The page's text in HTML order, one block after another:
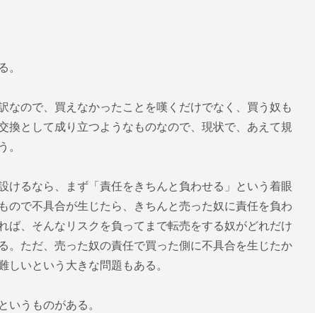
。
なので、買えなかったことを嘆くだけでなく、買う奴も
換として成り立つようなものなので、現状で、あえて規
。
けるなら、まず「責任をきちんと負わせる」という着眼
ので不具合が生じたら、きちんと売った奴に責任を負わ
ば、そんなリスクを負ってまで転売をする奴がどれだけ
。ただ、売った奴の責任で買った側に不具合を生じたか
しいという大きな問題もある。
いうものがある。